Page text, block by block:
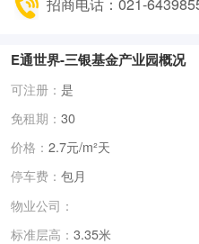
E通世界-三银基金产业园概况
可注册： 是
免租期： 30
价格： 2.7元/m²天
停车费： 包月
物业公司：
标准层高： 3.35米